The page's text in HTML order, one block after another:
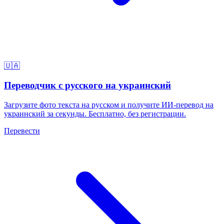
🇺🇦
Переводчик с русского на украинский
Загрузите фото текста на русском и получите ИИ-перевод на
украинский за секунды. Бесплатно, без регистрации.
Перевести